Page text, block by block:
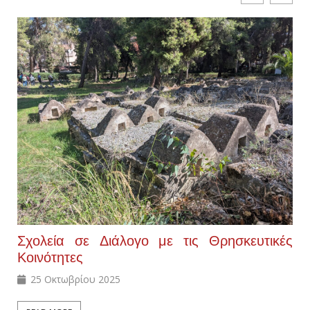
Σχολεία σε Διάλογο με τις Θρησκευτικές
Κοινότητες
25 Οκτωβρίου 2025